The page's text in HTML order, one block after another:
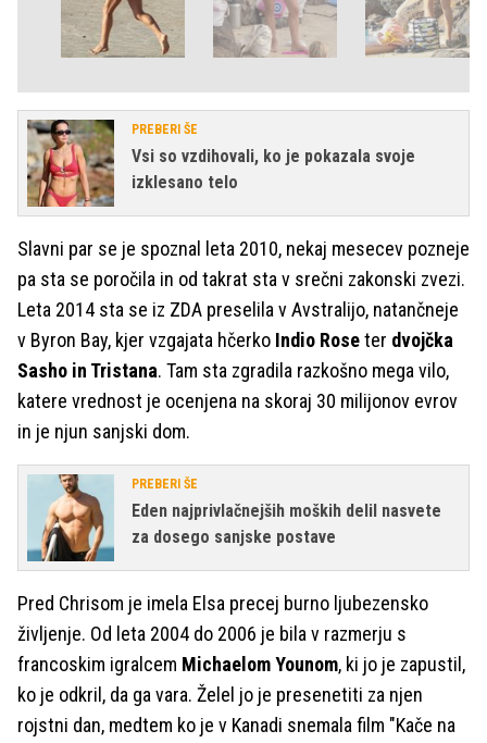
PREBERI ŠE
Vsi so vzdihovali, ko je pokazala svoje
izklesano telo
Slavni par se je spoznal leta 2010, nekaj mesecev pozneje
pa sta se poročila in od takrat sta v srečni zakonski zvezi.
Leta 2014 sta se iz ZDA preselila v Avstralijo, natančneje
v Byron Bay, kjer vzgajata hčerko Indio Roseter dvojčka
Sasho in Tristana. Tam sta zgradila razkošno mega vilo,
katere vrednost je ocenjena na skoraj 30 milijonov evrov
in je njun sanjski dom.
PREBERI ŠE
Eden najprivlačnejših moških delil nasvete
za dosego sanjske postave
Pred Chrisom je imela Elsa precej burno ljubezensko
življenje. Od leta 2004 do 2006 je bila v razmerju s
francoskim igralcem Michaelom Younom, ki jo je zapustil,
ko je odkril, da ga vara. Želel jo je presenetiti za njen
rojstni dan, medtem ko je v Kanadi snemala film "Kače na